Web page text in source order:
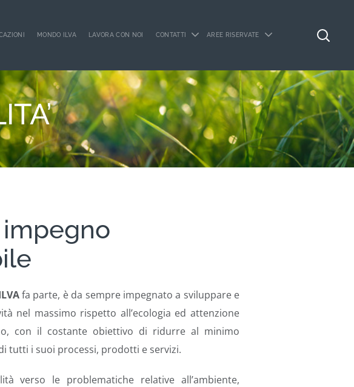
MONDO ILVA LAVORA CON NOI CONTATTI AREE RISERVATE
fa parte, è da sempre impegnato a sviluppare e
nel massimo rispetto all’ecologia ed attenzione
con il costante obiettivo di ridurre al minimo
tutti i suoi processi, prodotti e servizi.
verso le problematiche relative all’ambiente,